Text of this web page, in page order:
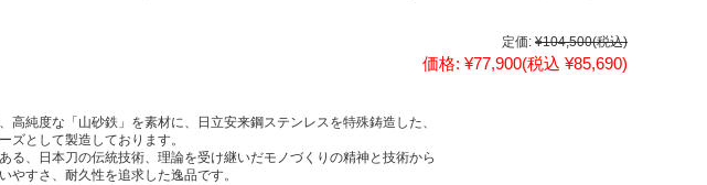
定価: ¥104,500(税込)
価格: ¥77,900(税込 ¥85,690)
高純度な「山砂鉄」を素材に、日立安来鋼ステンレスを特殊鋳造した、
ズとして製造しております。
る、日本刀の伝統技術、理論を受け継いだモノづくりの精神と技術から
やすさ、耐久性を追求した逸品です。